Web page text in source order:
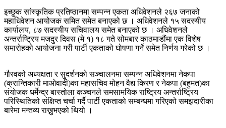
इच्छुक सांस्कृतिक प्रतिष्ठानमा सम्पन्न एकता अधिवेशनले २६७ जनाको
महाधिवेशन आयोजक समित समेत बनाएको छ । अधिवेशनले १५ सदस्यीय
कार्यालय, ८७ सदस्यीय सचिवालय समेत बनाएको छ । अधिवेशनले
अन्तर्राष्ट्रिय मजदुर दिवस (मे १) १८ गते सोमबार काठमाडौंमा एक विशेष
समारोहको आयोजना गरी पार्टी एकताको घोषणा गर्ने समेत निर्णय गरेको छ ।
गौरवको अध्यक्षता र सुदर्शनको सञ्चालनमा सम्पन्न अधिवेशनमा नेकपा
(क्रान्तिकारी माओवादी)का महासचिव मोहन वैद्य किरण र नेकपा (बहुमत)का
संयोजक धर्मेन्द्र बास्तोला कञ्चनले समसामयिक राष्ट्रिय अन्तर्राष्ट्रिय
परिस्थितिको संक्षिप्त चर्चा गर्दै पार्टी एकताको सम्बन्धमा गरिएको समझदारीका
बारेमा मन्तव्य राख्नुभएको थियो ।